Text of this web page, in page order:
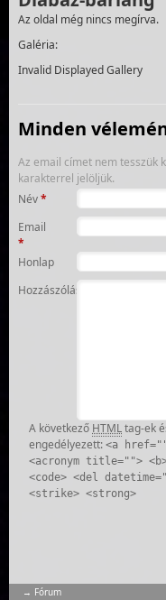
Az oldal még nincs megírva.
Galéria:
Invalid Displayed Gallery
Minden
Az email címet nem tesszük
karakterrel jelöljük.
Név*
Email
*
Honlap
Hozzászólás
A következő HTMLtag-ek
engedélyezett: <a
<acronym title="">
<code> <del
<strike> <strong>
Fórum